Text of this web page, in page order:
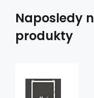
Naposledy
produkty